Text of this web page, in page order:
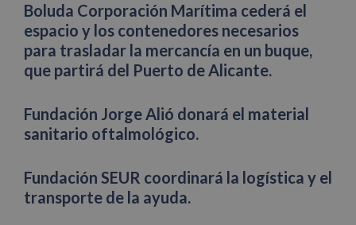
Boluda Corporación Marítima cederá el
espacio y los contenedores necesarios
para trasladar la mercancía en un buque,
que partirá del Puerto de Alicante.
Fundación Jorge Alió donará el material
sanitario oftalmológico.
Fundación SEUR coordinará la logística y el
transporte de la ayuda.